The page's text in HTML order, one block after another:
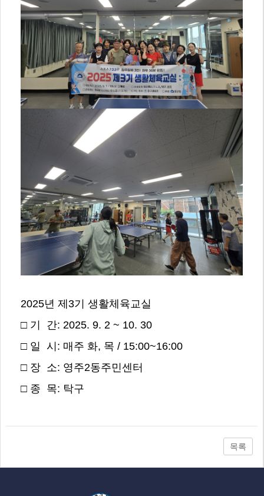
2025년 제3기 생활체육교실
□ 기 간: 2025. 9. 2 ~ 10. 30
□ 일 시: 매주 화, 목 / 15:00~16:00
□ 장 소: 영주2동주민센터
□ 종 목: 탁구
목록